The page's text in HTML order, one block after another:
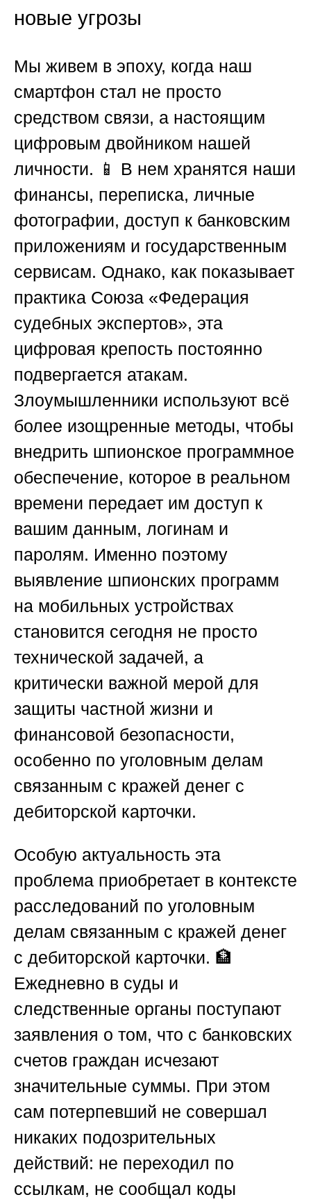
новые угрозы
Мы живем в эпоху, когда наш
смартфон стал не просто
средством связи, а настоящим
цифровым двойником нашей
личности. 📱 В нем хранятся наши
финансы, переписка, личные
фотографии, доступ к банковским
приложениям и государственным
сервисам. Однако, как показывает
практика Союза «Федерация
судебных экспертов», эта
цифровая крепость постоянно
подвергается атакам.
Злоумышленники используют всё
более изощренные методы, чтобы
внедрить шпионское программное
обеспечение, которое в реальном
времени передает им доступ к
вашим данным, логинам и
паролям. Именно поэтому
выявление шпионских программ
на мобильных устройствах
становится сегодня не просто
технической задачей, а
критически важной мерой для
защиты частной жизни и
финансовой безопасности,
особенно по уголовным делам
связанным с кражей денег с
дебиторской карточки.
Особую актуальность эта
проблема приобретает в контексте
расследований по уголовным
делам связанным с кражей денег
с дебиторской карточки. 🏦
Ежедневно в суды и
следственные органы поступают
заявления о том, что с банковских
счетов граждан исчезают
значительные суммы. При этом
сам потерпевший не совершал
никаких подозрительных
действий: не переходил по
ссылкам, не сообщал коды